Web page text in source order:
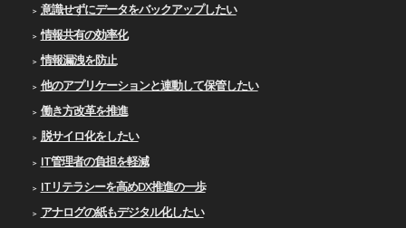
意識せずにデータをバックアップしたい
情報共有の効率化
情報漏洩を防止
他のアプリケーションと連動して保管したい
働き方改革を推進
脱サイロ化をしたい
IT管理者の負担を軽減
ITリテラシーを高めDX推進の一歩
アナログの紙もデジタル化したい